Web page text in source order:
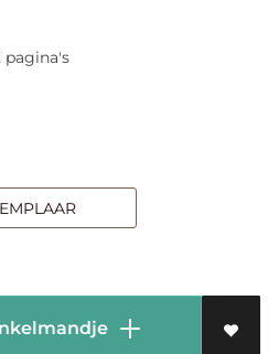
pagina's